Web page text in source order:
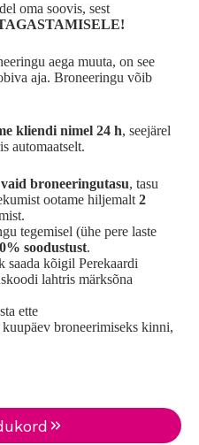
oma soovis, sest
aega muuta, on see
aja. Broneeringu võib
kliendi nimel 24 h, seejärel
automaatselt.
broneeringutasu, tasu
ootame hiljemalt2
tegemisel (ühe pere laste
soodustust.
saada kõigil Perekaardi
lahtris märksõna
ette
broneerimiseks kinni,